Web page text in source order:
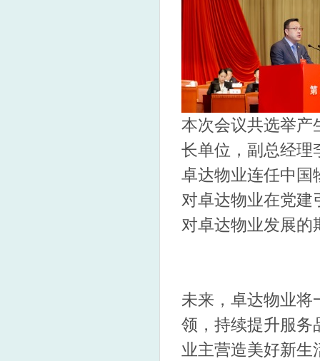
本次会议共选举产
长单位，副总经理
卓达物业连任中国
对卓达物业在党建
对卓达物业发展的
未来，卓达物业将
领，持续提升服务
业主营造美好新生